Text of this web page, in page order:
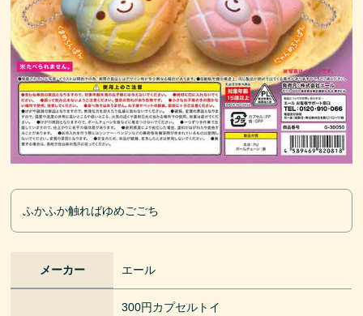
ふかふか触ればゆめごごち
メーカー エール
300円カプセルトイ